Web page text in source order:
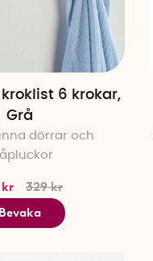
6 krokar,
Grå
dörrar och
kr
329 kr
Bevaka